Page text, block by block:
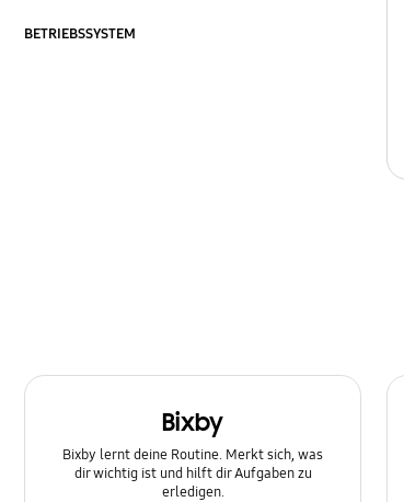
BETRIEBSSYSTEM
Bixby
Bixby lernt deine Routine. Merkt sich, was
dir wichtig ist und hilft dir Aufgaben zu
erledigen.